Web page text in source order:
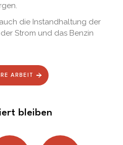
die Instandhaltung der
Strom und das Benzin
ARBEIT
bleiben